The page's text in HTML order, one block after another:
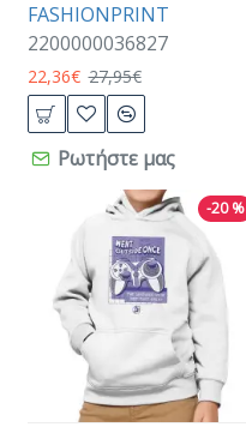
FASHIONPRINT
2200000036827
22,36€ 27,95€
Ρωτήστε μας
-20 %